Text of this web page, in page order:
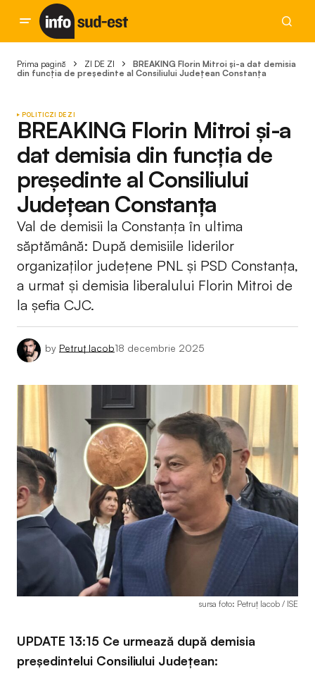
Prima pagină ZI DE ZI
BREAKING Florin Mitroi și-a dat demisia
din funcția de președinte al Consiliului Județean Constanța
POLITICZI DE ZI
BREAKING Florin Mitroi și-a
dat demisia din funcția de
președinte al Consiliului
Județean Constanța
Val de demisii la Constanța în ultima
săptămână: După demisiile liderilor
organizaților județene PNL și PSD Constanța,
a urmat și demisia liberalului Florin Mitroi de
la șefia CJC.
by Petruț Iacob18 decembrie 2025
sursa foto: Petruț Iacob / ISE
UPDATE 13:15 Ce urmează după demisia
președintelui Consiliului Județean: